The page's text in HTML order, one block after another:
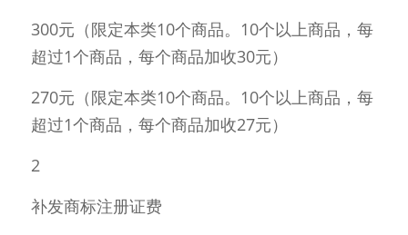
300元（限定本类10个商品。10个以上商品，每
超过1个商品，每个商品加收30元）
270元（限定本类10个商品。10个以上商品，每
超过1个商品，每个商品加收27元）
2
补发商标注册证费